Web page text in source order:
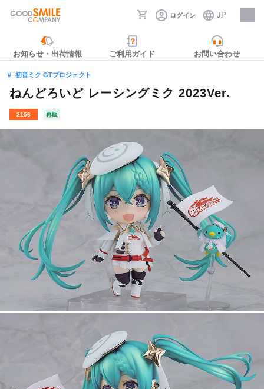
ログイン JP
採用情報
お知らせ・出荷情報 ご利用ガイド お問い合わせ
初音ミク GTプロジェクト
ねんどろいど レーシングミク 2023Ver.
2156 再販